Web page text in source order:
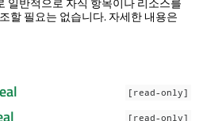
할 필요는 없습니다. 자세한 내용은
[read-only]
[read-only]